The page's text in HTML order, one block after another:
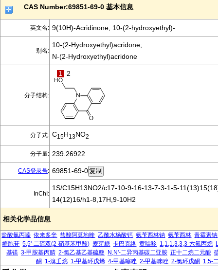
CAS Number:69851-69-0 基本信息
英文名: 9(10H)-Acridinone, 10-(2-hydroxyethyl)-
别名:
10-(2-Hydroxyethyl)acridone;
N-(2-Hydroxyethyl)acridone
分子结构:
1 2
分子式: C15H13NO2
分子量: 239.26922
CAS登录号: 69851-69-0
InChI:
1S/C15H13NO2/c17-10-9-16-13-7-3-1-5-
14(12)16/h1-8,17H,9-10H2
相关化学品信息
盐酸氯丙嗪 依来多辛 盐酸阿莫地喹 乙酰水杨酸钙 氨苄西林钠 氨苄西林 青霉素钠
糖胞苷 5,5'-二硫双(2-硝基苯甲酸) 麦芽糖 卡巴克络 黄嘌呤 1,1,1,3,3,3-六氟丙烷
基镁 3-甲胺基丙腈 2-氯乙基乙基硫醚 N,N'-二异丙基碳二亚胺 正十二烷二元酸
酮 1-溴壬烷 1-甲基环戊烯 4-甲基噻唑 2-甲基咪唑 2-氯环戊酮 1,5-